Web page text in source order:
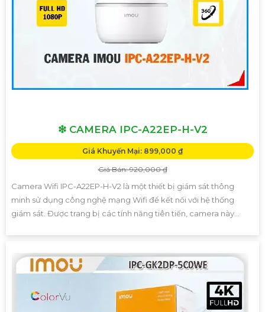
❇ CAMERA IPC-A22EP-H-V2
Giá Khuyến Mại: 899,000 ₫
Giá Bán: 920,000 ₫
Camera Wifi IPC-A22EP-H-V2 là một thiết bị giám sát thông
minh sử dụng công nghệ mạng Wifi để kết nối với hệ thống
giám sát. Được trang bị các tính năng tiên tiến, camera này...